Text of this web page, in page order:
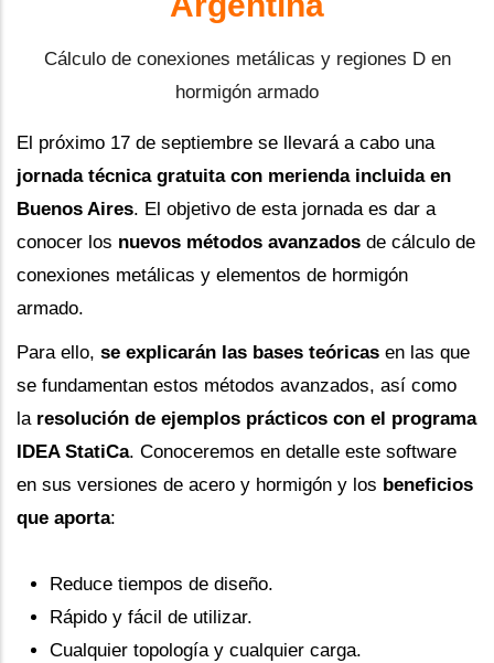
Cálculo de conexiones metálicas y regiones D en
hormigón armado
El próximo 17 de septiembre se llevará a cabo una
jornada técnica gratuita con merienda incluida en
Buenos Aires. El objetivo de esta jornada es dar a
conocer los nuevos métodos avanzados de cálculo de
conexiones metálicas y elementos de hormigón
armado.
Para ello, se explicarán las bases teóricas en las que
se fundamentan estos métodos avanzados, así como
la resolución de ejemplos prácticos con el programa
IDEA StatiCa. Conoceremos en detalle este software
en sus versiones de acero y hormigón y los beneficios
que aporta:
Reduce tiempos de diseño.
Rápido y fácil de utilizar.
Cualquier topología y cualquier carga.